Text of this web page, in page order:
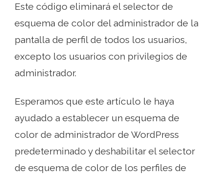
Este código eliminará el selector de
esquema de color del administrador de la
pantalla de perfil de todos los usuarios,
excepto los usuarios con privilegios de
administrador.
Esperamos que este artículo le haya
ayudado a establecer un esquema de
color de administrador de WordPress
predeterminado y deshabilitar el selector
de esquema de color de los perfiles de